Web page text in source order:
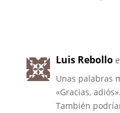
Luis Rebollo
Unas palabras
«Gracias, adiós».
También